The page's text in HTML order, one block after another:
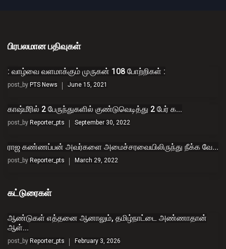
பிரபலமான பதிவுகள்
: வாழ்வை வளமாக்கும் முருகன் 108 போற்றிகள் :
post_by PTS News June 15, 2021
காஷ்மீரில் 2 பேருந்துகளில் குண்டுவெடித்து 2 பேர் க...
post_by Reporter_pts September 30, 2022
ராஜ கண்ணப்பன் அவர்களை அமைச்சரவையிலிருந்து நீக்க வே...
post_by Reporter_pts March 29, 2022
கட்டுரைகள்
ஆண்டுகள் எத்தனை ஆனாலும், தமிழ்நாட்டை அண்ணாதான்
ஆள்...
post_by Reporter_pts February 3, 2026